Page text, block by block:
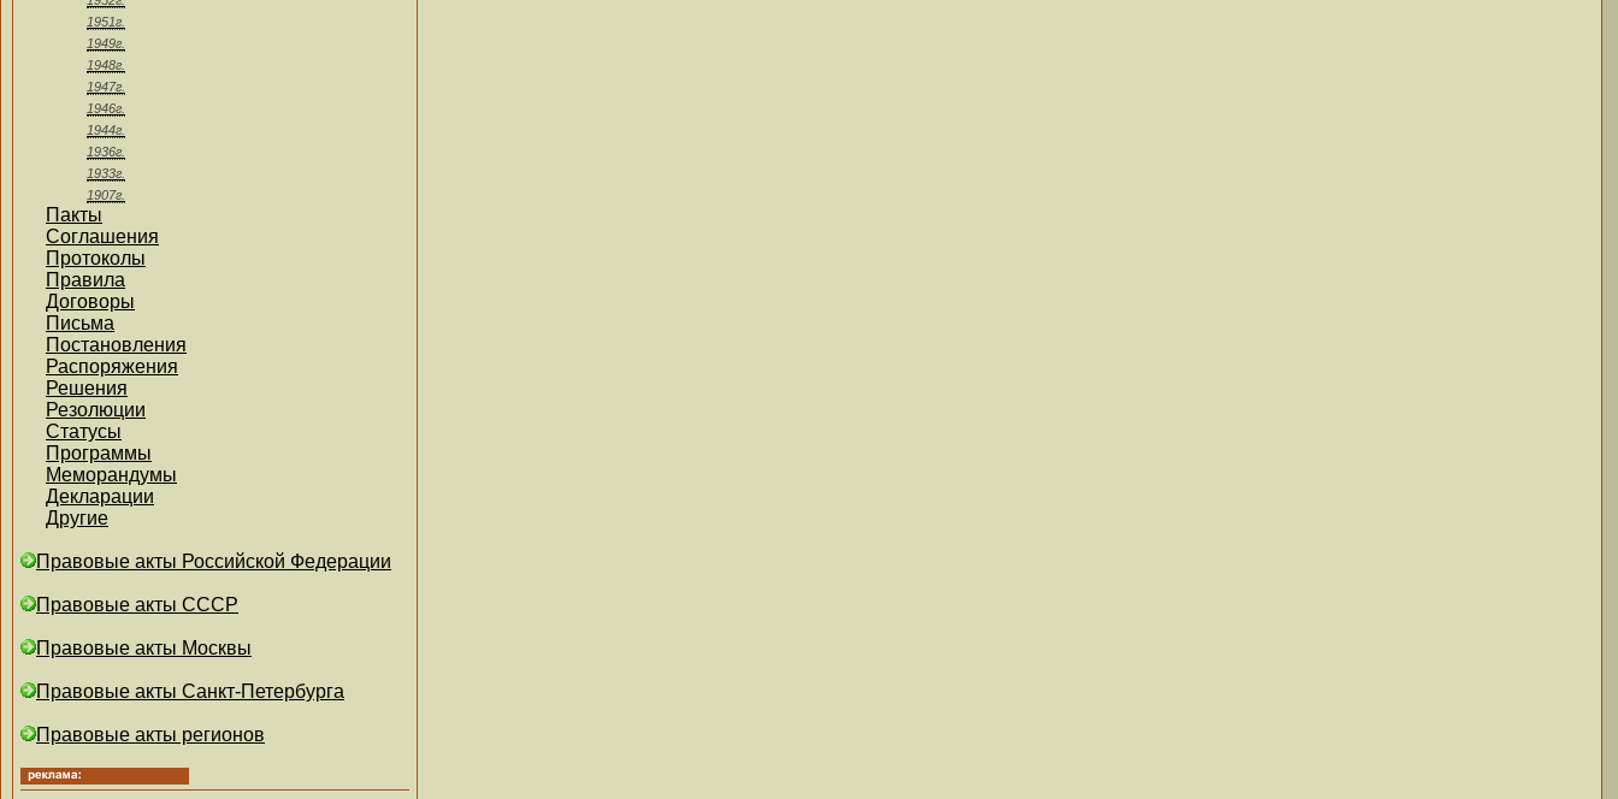
1951г.
1949г.
1948г.
1947г.
1946г.
1944г.
1936г.
1933г.
1907г.
Пакты
Соглашения
Протоколы
Правила
Договоры
Письма
Постановления
Распоряжения
Решения
Резолюции
Статусы
Программы
Меморандумы
Декларации
Другие
Правовые акты Российской Федерации
Правовые акты СССР
Правовые акты Москвы
Правовые акты Санкт-Петербурга
Правовые акты регионов